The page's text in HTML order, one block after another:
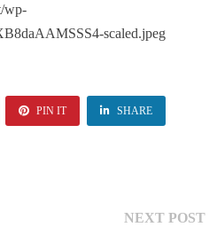
wp-
scaled.jpeg
PIN IT SHARE
NEXT POST